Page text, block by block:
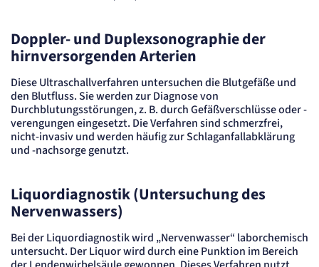
Doppler- und Duplexsonographie der
hirnversorgenden Arterien
Diese Ultraschallverfahren untersuchen die Blutgefäße und
den Blutfluss. Sie werden zur Diagnose von
Durchblutungsstörungen, z. B. durch Gefäßverschlüsse oder -
verengungen eingesetzt. Die Verfahren sind schmerzfrei,
nicht-invasiv und werden häufig zur Schlaganfallabklärung
und -nachsorge genutzt.
Liquordiagnostik (Untersuchung des
Nervenwassers)
Bei der Liquordiagnostik wird „Nervenwasser“ laborchemisch
untersucht. Der Liquor wird durch eine Punktion im Bereich
Sitzungs-Cookie
Name:
PHPSESSID
Anbieter:
Artemed SE
Zweck:
Behält die Zustände des Benutzers bei allen Seitenanfragen bei.
Cookie Laufzeit:
Einverständnis-Cookie
cookie_consent
Anbieter:
Artemed SE